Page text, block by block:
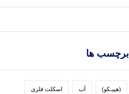
برچسب ها
(هپیـکو) آب اسکلت فلزی